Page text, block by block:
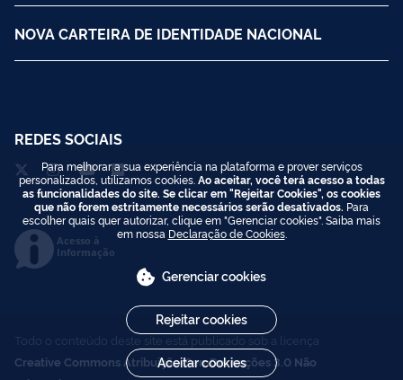
NOVA CARTEIRA DE IDENTIDADE NACIONAL
REDES SOCIAIS
Acesso à
Informação
Todo o conteúdo deste site está publicado sob a licença
Creative Commons Atribuição-SemDerivações 3.0 Não
Para melhorar a sua experiência na plataforma e prover serviços
personalizados, utilizamos cookies. Ao aceitar, você terá acesso a todas
as funcionalidades do site. Se clicar em "Rejeitar Cookies", os cookies
que não forem estritamente necessários serão desativados. Para
escolher quais quer autorizar, clique em "Gerenciar cookies". Saiba mais
em nossa Declaração de Cookies.
Gerenciar cookies
Rejeitar cookies
Aceitar cookies